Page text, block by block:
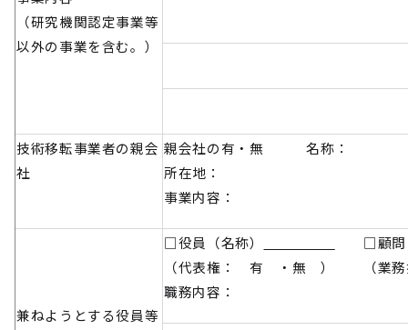
（研究機関認定事業等
以外の事業を含む。）
技術移転事業者の親会
社
親会社の有・無 名称：
所在地：
事業内容：
兼ねようとする役員等
□役員（名称）
□顧問
（代表権： 有 ・無 ） （業
職務内容：